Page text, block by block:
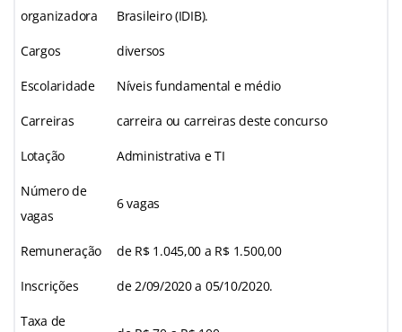
organizadora
Brasileiro (IDIB).
Cargos diversos
Escolaridade Níveis fundamental e médio
Carreiras carreira ou carreiras deste concurso
Lotação Administrativa e TI
Número de
vagas
6 vagas
Remuneração de R$ 1.045,00 a R$ 1.500,00
Inscrições de 2/09/2020 a 05/10/2020.
Taxa de